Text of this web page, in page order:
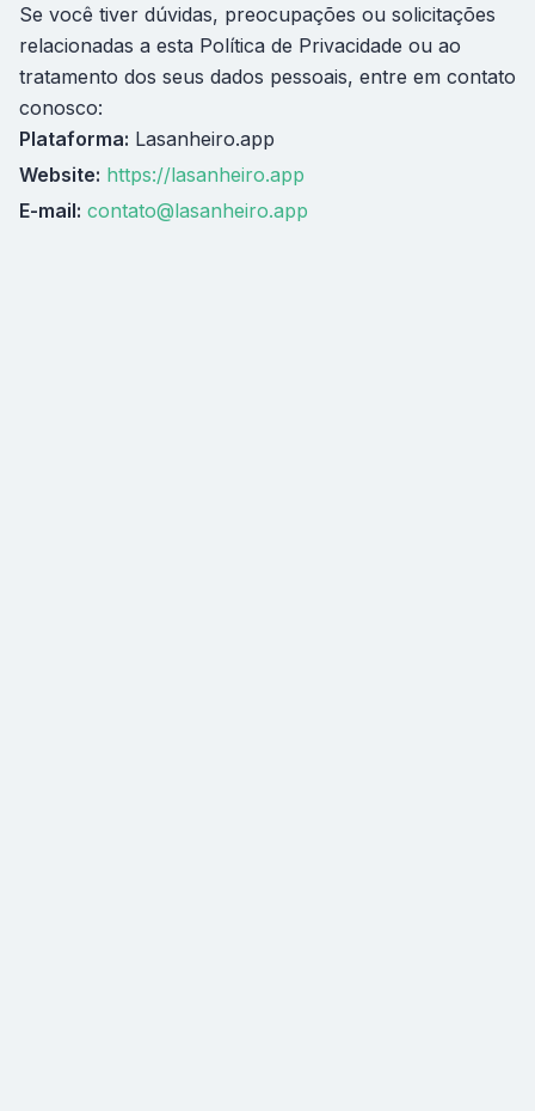
Se você tiver dúvidas, preocupações ou solicitações
relacionadas a esta Política de Privacidade ou ao
tratamento dos seus dados pessoais, entre em contato
conosco:
Plataforma: Lasanheiro.app
Website: https://lasanheiro.app
E-mail: contato@lasanheiro.app